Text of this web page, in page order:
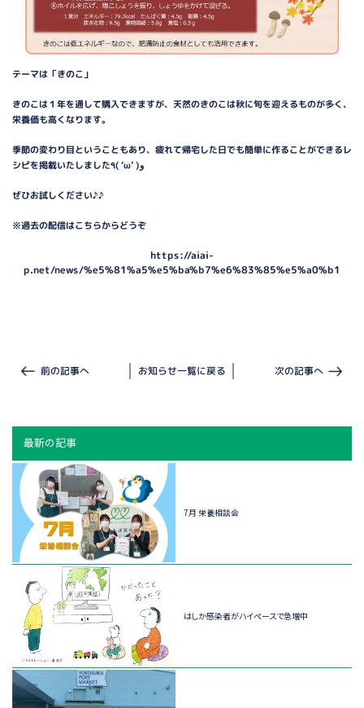
テーマは「きのこ」
きのこは１年を通して購入できますが、天然のきのこは秋に旬を迎えるものが多く、
栄養価も高くなります。
季節の変わり目ということもあり、疲れて帰宅した日でも簡単に作ることができるレ
シピを掲載いたしました٩( ‘ω’ )و
ぜひお試しください♪♪
※過去の配信はこちらからどうぞ
https://aiai-
p.net/news/%e5%81%a5%e5%ba%b7%e6%83%85%e5%a0%b1
前の記事へ お知らせ一覧に戻る 次の記事へ
最新の記事
7月 栄養相談会
はしか感染者がハイペースで急増中